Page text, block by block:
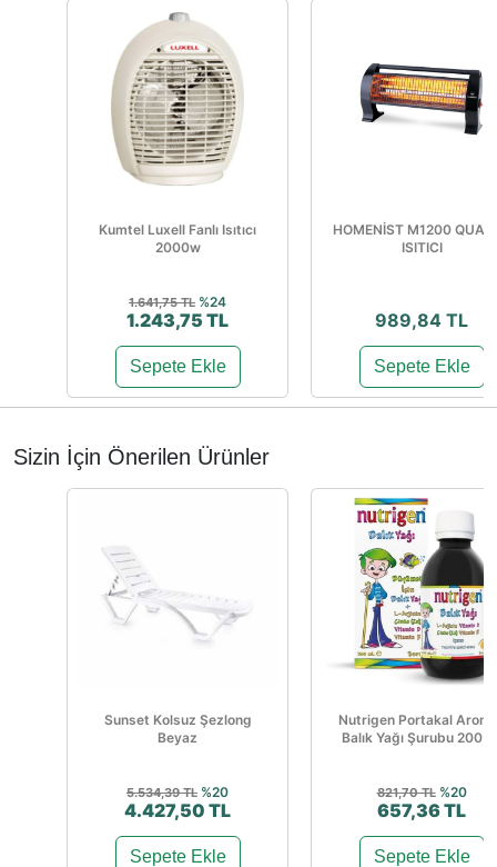
Kumtel Luxell Fanlı Isıtıcı
2000w
1.641,75 TL %24
1.243,75 TL
Sepete Ekle
HOMENİST M1200
ISITICI
989,84 TL
Sepete Ekle
Sizin İçin Önerilen Ürünler
Sunset Kolsuz Şezlong
Beyaz
5.534,39 TL %20
4.427,50 TL
Sepete Ekle
Nutrigen Portakal
Balık Yağı Şurubu 200
821,70 TL %20
657,36 TL
Sepete Ekle